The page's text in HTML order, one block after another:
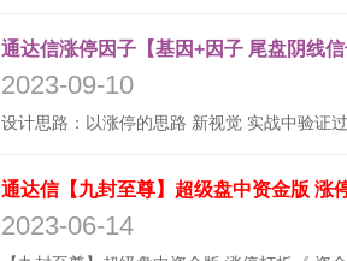
通达信涨停因子【基因+因子 尾盘阴线
2023-09-10
2023-06-14